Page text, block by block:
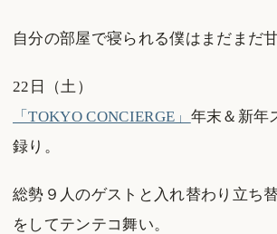
自分の部屋で寝られる僕はまだまだ
22日（土）
「TOKYO CONCIERGE」 年末＆新年
録り。
総勢９人のゲストと入れ替わり立ち
をしてテンテコ舞い。